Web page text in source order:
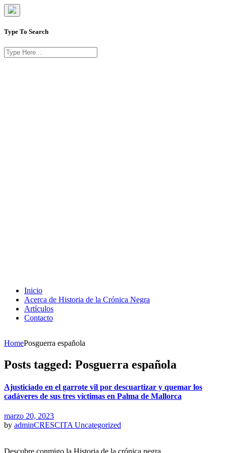
Type To Search
Inicio
Acerca de Historia de la Crónica Negra
Artículos
Contacto
HomePosguerra española
Posts tagged: Posguerra española
Ajusticiado en el garrote vil por descuartizar y quemar los
cadáveres de sus tres víctimas en Palma de Mallorca
marzo 20, 2023
by adminCRESCITA Uncategorized
Descubre conmigo la Historia de la crónica negra.